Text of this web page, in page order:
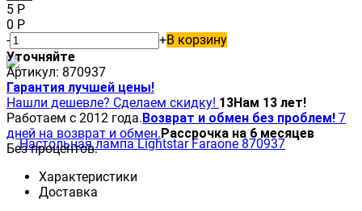
5 Р
0 Р
-
+В корзину
Уточняйте
Артикул: 870937
Гарантия лучшей цены!
Нашли дешевле? Сделаем скидку! 13Нам 13 лет!
Работаем с 2012 года.Возврат и обмен без проблем! 7
дней на возврат и обмен.Рассрочка на 6 месяцев
Без процентов.
Характеристики
Доставка